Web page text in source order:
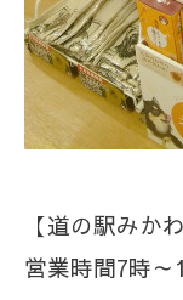
【道の駅みか
営業時間7時～